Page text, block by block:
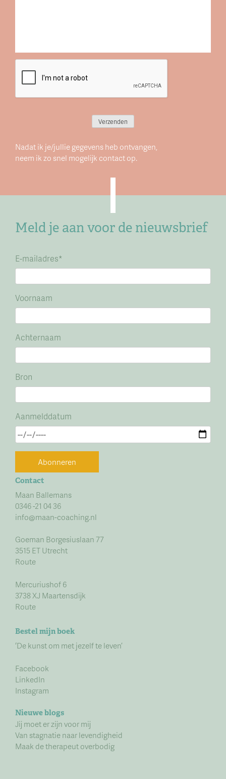
CAPTCHA
Verzenden
Nadat ik je/jullie gegevens heb ontvangen,
neem ik zo snel mogelijk contact op.
Meld je aan voor de nieuwsbrief
E-mailadres*
Voornaam
Achternaam
Bron
Aanmelddatum
Abonneren
Contact
Maan Ballemans
0346 -21 04 36
info@maan-coaching.nl
Goeman Borgesiuslaan 77
3515 ET Utrecht
Route
Mercuriushof 6
3738 XJ Maartensdijk
Route
Bestel mijn boek
‘De kunst om met jezelf te leven’
Facebook
LinkedIn
Instagram
Nieuwe blogs
Jij moet er zijn voor mij
Van stagnatie naar levendigheid
Maak de therapeut overbodig